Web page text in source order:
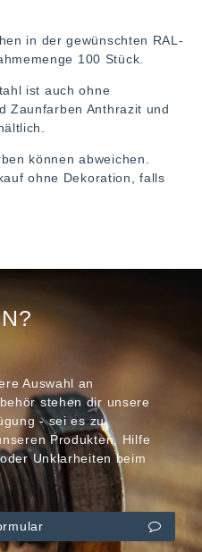
in der gewünschten RAL-
100 Stück.
ist auch ohne
Zaunfarben Anthrazit und
können abweichen.
ohne Dekoration, falls
Auswahl an
stehen dir unsere
- sei es zu
Produkten, Hilfe
Unklarheiten beim